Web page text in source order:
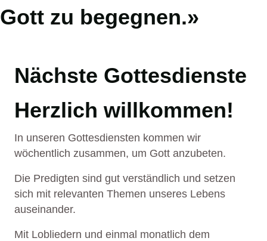
Gott zu begegnen.»
Nächste Gottesdienste
So. 16.08.2026 | 10:00 - 11:15 Uhr
Gottesdienst
So. 23.08.2026 | 10:00 - 11:15 Uhr
So. 06.09.2026 | 10:00 - 11:15 Uhr
Gottesdienst
Herzlich willkommen!
In unseren Gottesdiensten kommen wir
wöchentlich zusammen, um Gott anzubeten.
Die Predigten sind gut verständlich und setzen
sich mit relevanten Themen unseres Lebens
auseinander.
Mit Lobliedern und einmal monatlich dem